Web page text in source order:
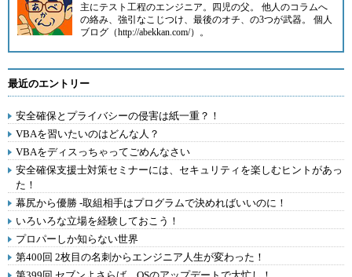
主にテスト工程のエンジニア。四児の父。 他人のコラムへ
の絡み、強引なこじつけ、最後のオチ、の3つが武器。 個人
ブログ（http://abekkan.com/）。
最近のエントリー
安全確保とプライバシーの侵害は紙一重？！
VBAを習いたいのはどんな人？
VBAをディスっちゃってごめんなさい
安全確保支援士対策セミナーには、セキュリティを楽しむヒントがあっ
た！
幕尻から優勝 -取組相手はプログラムで決めればいいのに！
いろいろな立場を経験しておこう！
プロパーしか知らない世界
第400回 2枚目の名刺からエンジニア人生が変わった！